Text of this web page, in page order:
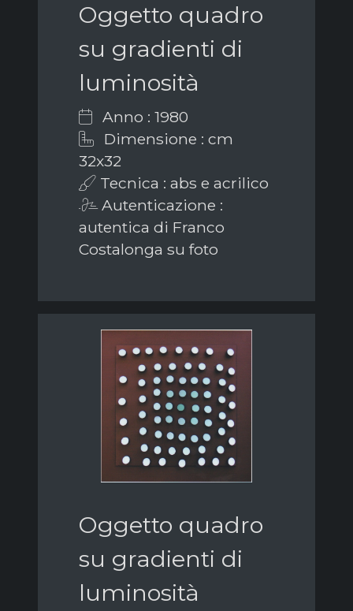
Oggetto quadro
su gradienti di
luminosità
Anno : 1980
Dimensione : cm
32x32
Tecnica : abs e acrilico
Autenticazione :
autentica di Franco
Costalonga su foto
Oggetto quadro
su gradienti di
luminosità